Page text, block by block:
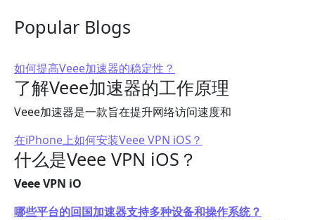
Popular Blogs
如何提高Veee加速器的稳定性？
了解Veee加速器的工作原理
Veee加速器是一款旨在提升网络访问速度和
在iPhone上如何安装Veee VPN iOS？
什么是Veee VPN iOS？
Veee VPN iO
哪些平台的回国加速器支持多种设备和操作系统？